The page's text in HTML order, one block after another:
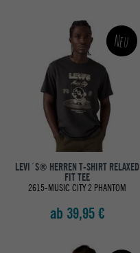
Neu
LEVI´S® HERREN T-SHIRT RELAXED
FIT TEE
2615-MUSIC CITY 2 PHANTOM
ab 39,95 €